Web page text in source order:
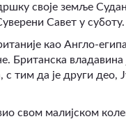
своје земље
Савет у суботу.
као Англо-
Британска
с тим да је други
свом малијском